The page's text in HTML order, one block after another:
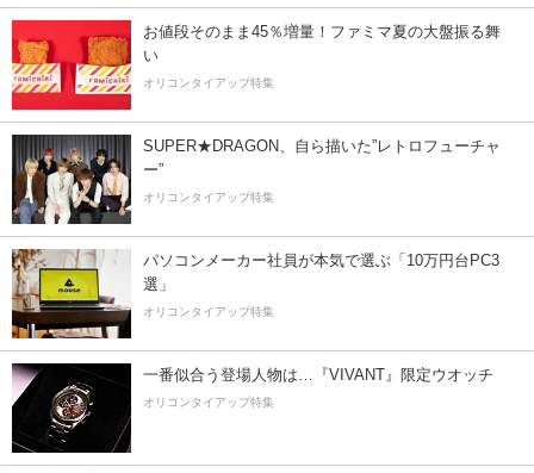
お値段そのまま45％増量！ファミマ夏の大盤振る舞
い
オリコンタイアップ特集
SUPER★DRAGON、自ら描いた”レトロフューチャ
ー”
オリコンタイアップ特集
パソコンメーカー社員が本気で選ぶ「10万円台PC3
選」
オリコンタイアップ特集
一番似合う登場人物は…『VIVANT』限定ウオッチ
オリコンタイアップ特集